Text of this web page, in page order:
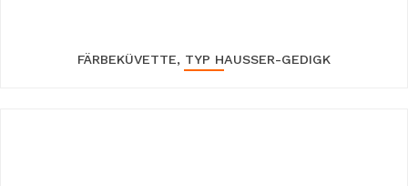
FÄRBEKÜVETTE, TYP HAUSSER-GEDIGK